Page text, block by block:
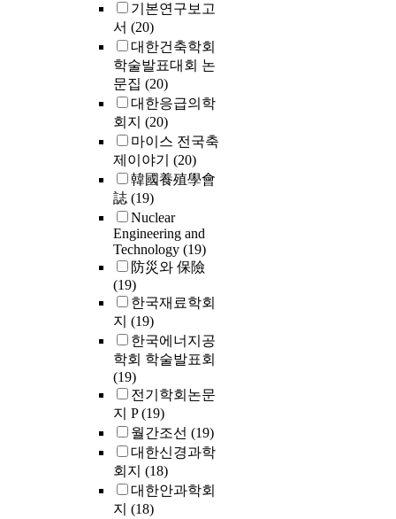
기본연구보고
서 (20)
대한건축학회
학술발표대회 논
문집 (20)
대한응급의학
회지 (20)
마이스 전국축
제이야기 (20)
韓國養殖學會
誌 (19)
Nuclear
Engineering and
Technology (19)
防災와 保險
(19)
한국재료학회
지 (19)
한국에너지공
학회 학술발표회
(19)
전기학회논문
지 P(19)
월간조선 (19)
대한신경과학
회지 (18)
대한안과학회
지 (18)